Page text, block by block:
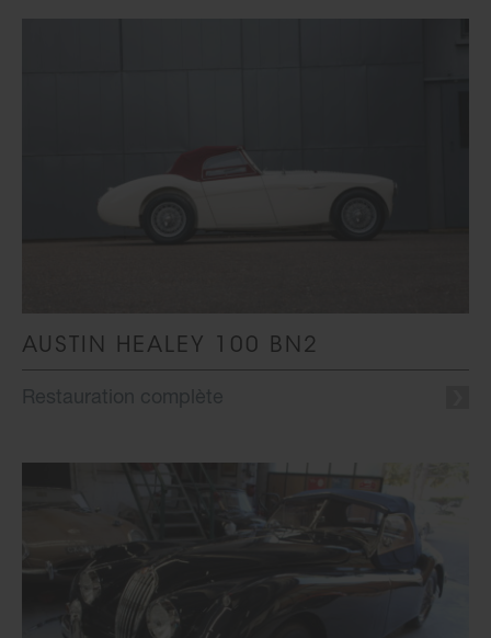
AUSTIN HEALEY 100 BN2
Restauration complète